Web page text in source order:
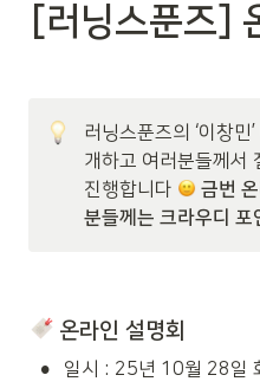
[러닝스푼즈]
러닝스푼즈의 ‘이창민
개하고 여러분들께서
진행합니다
금번
분들께는 크라우디 포
온라인 설명회
• 일시 : 25년 10월 28일